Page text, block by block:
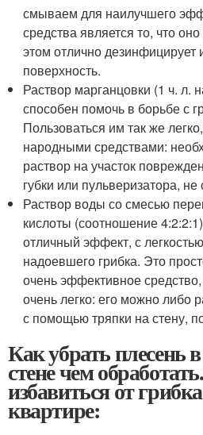
смываем для наилучшего
средства является то, что
этом отлично дезинфицирует
поверхность.
Раствор марганцовки (1 ч. л.
способен помочь в борьбе с
Пользоваться им так же
народными средствами:
раствор на участок
губки или пульверизатора,
Раствор воды со смесью
кислоты (соотношение
отличный эффект, с
надоевшего грибка. Это
очень эффективное
очень легко: его можно либо
с помощью тряпки на стену,
Как убрать плесень
стене чем
избавиться от
квартире: